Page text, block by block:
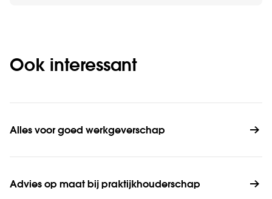
Ook interessant
Alles voor goed werkgeverschap
Advies op maat bij praktijkhouderschap